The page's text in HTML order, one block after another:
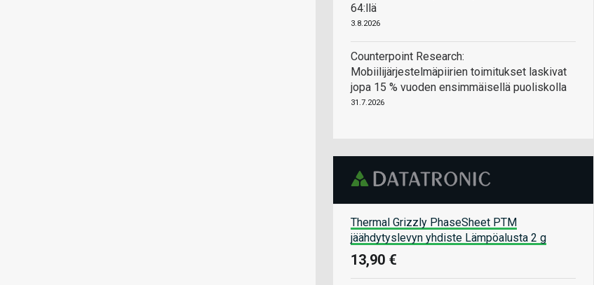
64:llä
3.8.2026
Counterpoint Research:
Mobiilijärjestelmäpiirien toimitukset laskivat
jopa 15 % vuoden ensimmäisellä puoliskolla
31.7.2026
Thermal Grizzly PhaseSheet PTM
jäähdytyslevyn yhdiste Lämpöalusta 2 g
13,90 €